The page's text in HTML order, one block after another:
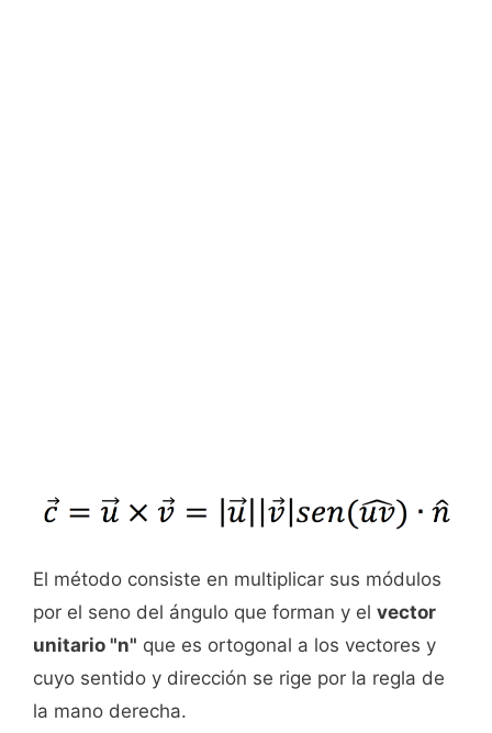
El método consiste en multiplicar sus módulos
por el seno del ángulo que forman y el vector
unitario "n" que es ortogonal a los vectores y
cuyo sentido y dirección se rige por la regla de
la mano derecha.